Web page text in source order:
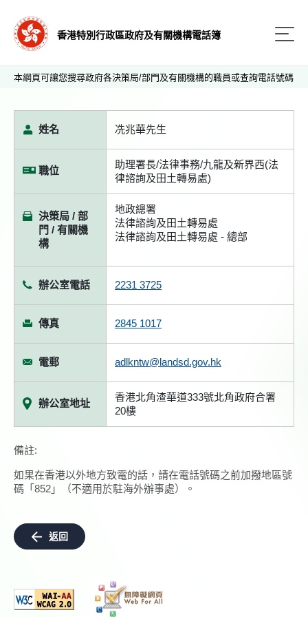
香港特別行政區政府及有關機構電話簿
本網頁可讓您搜尋政府各決策局/部門及有關機構的職員或查詢電話號碼
姓名 冼兆華先生
職位
助理署長/法律事務/九龍及新界西(法
律諮詢及田土轉易處)
決策局 / 部
門 / 有關機
構
地政總署
法律諮詢及田土轉易處
法律諮詢及田土轉易處 - 總部
辦公室電話 2231 3725
傳真 2845 1017
電郵 adlkntw@landsd.gov.hk
辦公室地址
香港北角渣華道333號北角政府合署
20樓
備註:
如果在香港以外地方致電的話，請在電話號碼之前加撥地區號
碼「852」（不適用於駐海外辦事處）。
返回